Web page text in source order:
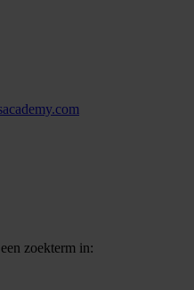
zoekterm in: